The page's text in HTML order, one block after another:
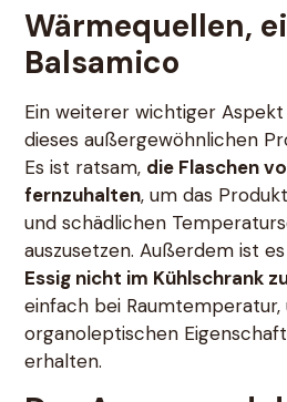
Wärmequellen,
Balsamico
Ein weiterer wichtiger
dieses außergewöhnlichen
Es ist ratsam, die Flaschen
fernzuhalten, um das
und schädlichen
auszusetzen. Außerdem ist
Essig nicht im Kühlschrank
einfach bei Raumtemperatur,
organoleptischen
erhalten.